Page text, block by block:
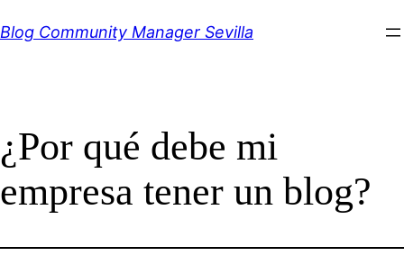
al
Blog Community Manager Sevilla
¿Por qué debe mi
empresa tener un blog?